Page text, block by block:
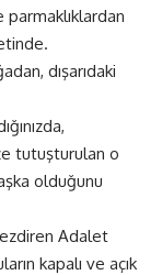
parmaklıklardan
dışarıdaki
tutuşturulan o
olduğunu
Adalet
kapalı ve açık